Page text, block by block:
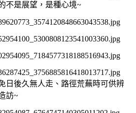
不是展望，是種心境~
日後久無人走、路徑荒蕪時可供辨
訪~